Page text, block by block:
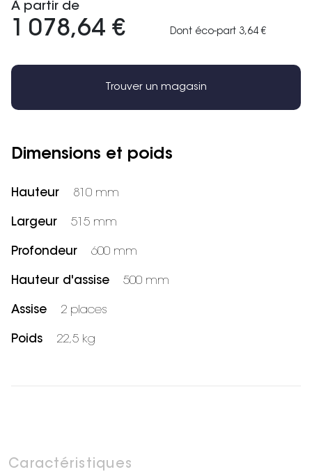
À partir de
1 078,64 € Dont éco-part 3,64 €
Trouver un magasin
Dimensions et poids
Hauteur 810 mm
Largeur 515 mm
Profondeur 600 mm
Hauteur d'assise 500 mm
Assise 2 places
Poids 22,5 kg
Caractéristiques